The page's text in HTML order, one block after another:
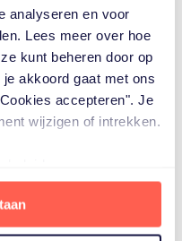
analyseren en voor
Lees meer over hoe
kunt beheren door op
akkoord gaat met ons
accepteren". Je
wijzigen of intrekken.